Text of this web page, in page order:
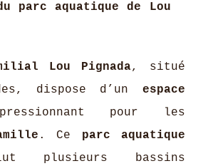
parc aquatique de Lou
Lou Pignada, situé
dispose d’un espace
pour les
. Ce parc aquatique
plusieurs bassins